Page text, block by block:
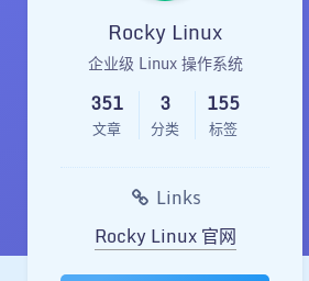
Rocky Linux
企业级 Linux 操作系统
351
文章
3
分类
155
标签
Links
Rocky Linux 官网